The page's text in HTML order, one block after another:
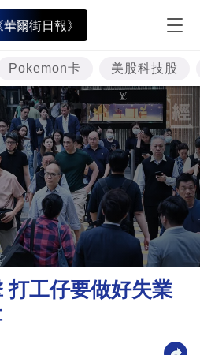
爾街日報》
Pokemon卡 美股科技股
打工仔要做好失業